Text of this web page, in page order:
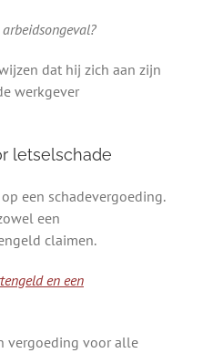
dat hij zich aan zijn
werkgever
letselschade
een schadevergoeding.
een
claimen.
en een
vergoeding voor alle